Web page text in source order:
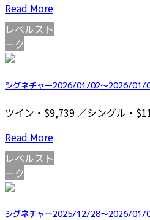
Read More
レベルスト
ーク
シグネチャー2026/01/02～2026/01/
ツイン・$9,739 ／シングル・
Read More
レベルスト
ーク
シグネチャー2025/12/28～2026/01/